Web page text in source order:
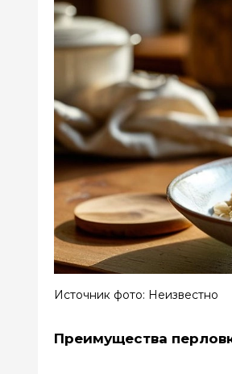
Источник фото: Неизвестно
Преимущества